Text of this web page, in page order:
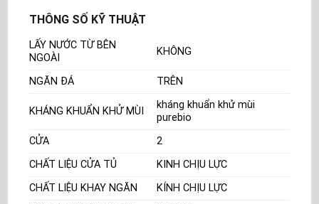
THÔNG SỐ KỸ THUẬT
LẤY NƯỚC TỪ BÊN
NGOÀI
KHÔNG
NGĂN ĐÁ TRÊN
KHÁNG KHUẨN KHỬ MÙI
kháng khuẩn khử mùi
purebio
CỬA
2
CHẤT LIỆU CỬA TỦ
KINH CHỊU LỰC
CHẤT LIỆU KHAY NGĂN
KÍNH CHỊU LỰC